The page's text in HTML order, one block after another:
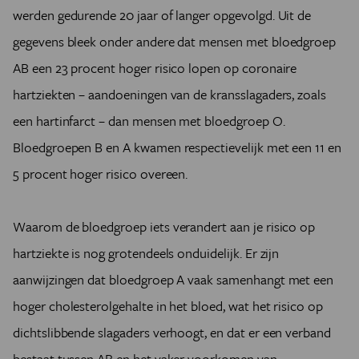
werden gedurende 20 jaar of langer opgevolgd. Uit de
gegevens bleek onder andere dat mensen met bloedgroep
AB een 23 procent hoger risico lopen op coronaire
hartziekten – aandoeningen van de kransslagaders, zoals
een hartinfarct – dan mensen met bloedgroep O.
Bloedgroepen B en A kwamen respectievelijk met een 11 en
5 procent hoger risico overeen.
Waarom de bloedgroep iets verandert aan je risico op
hartziekte is nog grotendeels onduidelijk. Er zijn
aanwijzingen dat bloedgroep A vaak samenhangt met een
hoger cholesterolgehalte in het bloed, wat het risico op
dichtslibbende slagaders verhoogt, en dat er een verband